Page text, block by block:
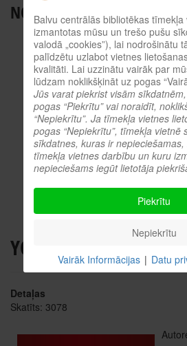
NODERĪGI RESURSI
TIEŠSAISTES KATALOGS
KULTŪRVĒSTURES DATUBĀZE
MĒS ESAM POPULĀRI!
ATTĒLI NO PASĀKUMIEM
LNB DIGITĀLĀ BIBLIOTĒKA
KULTŪRA TĪMEKLĪ
VĒRTS IZLASĪT!
PROFESIONĀLIE RESURSI
O.SLIŠĀNS
YOU CAN WIN
Detaļas
Skatīts: 3078
Balvu centrālās bibliotēkas tīmekļa
izmantotas mūsu un trešo pušu
valodā „cookies”), lai nodrošinātu
palīdzētu uzlabot vietnes
kvalitāti. Lai uzzinātu vairāk par
lūdzam noklikšķināt uz pogas
Jūs varat piekrist visām
pogas “Piekrītu” vai noraidīt,
“Nepiekrītu”. Ja tīmekļa vietnes
pogas “Nepiekrītu”, tīmekļa vietnē
sīkdatnes, kuras ir
tīmekļa vietnes darbību un kuru
nepieciešams iegūt lietotāja
Piekrītu
Nepiekrītu
Vairāk Informācijas | Datu